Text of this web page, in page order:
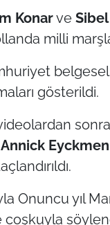
Konarve
milli
gösterildi.
Annick Eyckmen
Onuncu yıl
coşkuyla